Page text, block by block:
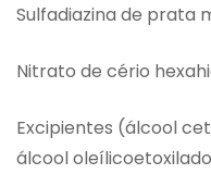
Sulfadiazina de prata
Nitrato de cério
Excipientes (álcool
álcool